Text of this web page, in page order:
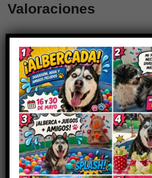
Valoraciones
Aún no hay reseñas
Sé el primero en valorar
4MG”
Tu dirección de correo electrónico no será
campos obligatorios están marcados con*
Tu puntuación